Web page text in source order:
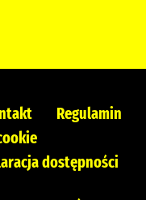
Regulamin
dostępności